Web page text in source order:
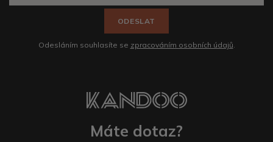
ODESLAT
Odesláním souhlasíte se zpracováním osobních údajů
Máte dotaz?